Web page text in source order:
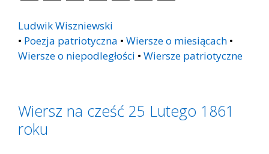
Ludwik Wiszniewski
• Poezja patriotyczna • Wiersze o miesiącach •
Wiersze o niepodległości • Wiersze patriotyczne
Wiersz na cześć 25 Lutego 1861
roku